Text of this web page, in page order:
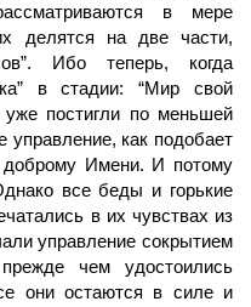
в мере
делятся на две части,
Ибо теперь, когда
в стадии: “Мир свой
постигли по меньшей
как подобает
доброму Имени. И потому
все беды и горькие
в их чувствах из
управление сокрытием
чем удостоились
они остаются в силе и